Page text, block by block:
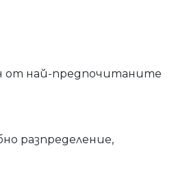
от най-предпочитаните
разпределение,